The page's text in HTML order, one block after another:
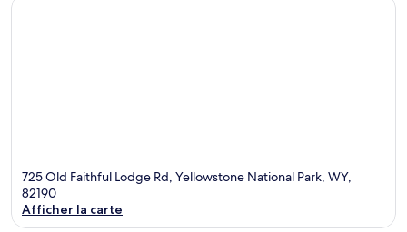
725 Old Faithful Lodge Rd, Yellowstone National Park, WY,
82190
Afficher la carte